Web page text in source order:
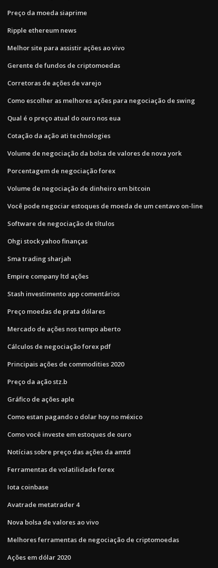
Preço da moeda siaprime
Ripple ethereum news
Melhor site para assistir ações ao vivo
Gerente de fundos de criptomoedas
Corretoras de ações de varejo
Como escolher as melhores ações para negociação de swing
Qual é o preço atual do ouro nos eua
Cotação da ação ati technologies
Volume de negociação da bolsa de valores de nova york
Porcentagem de negociação forex
Volume de negociação de dinheiro em bitcoin
Você pode negociar estoques de moeda de um centavo on-line
Software de negociação de títulos
Ohgi stock yahoo finanças
Sma trading sharjah
Empire company ltd ações
Stash investimento app comentários
Preço moedas de prata dólares
Mercado de ações nos tempo aberto
Cálculos de negociação forex pdf
Principais ações de commodities 2020
Preço da ação stz.b
Gráfico de ações aple
Como estan pagando o dolar hoy no méxico
Como você investe em estoques de ouro
Notícias sobre preço das ações da amtd
Ferramentas de volatilidade forex
Iota coinbase
Avatrade metatrader 4
Nova bolsa de valores ao vivo
Melhores ferramentas de negociação de criptomoedas
Ações em dólar 2020